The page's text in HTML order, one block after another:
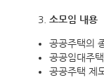
소모임 내용
공공주택의
공공임대주
공공주택 제